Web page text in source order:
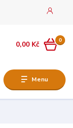
Menu
0
0,00 Kč